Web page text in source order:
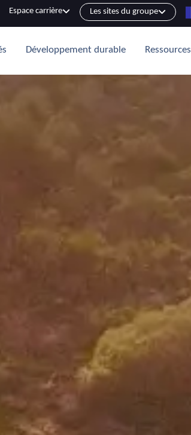
Espace carrière Les sites du groupe
Développement durable Ressources